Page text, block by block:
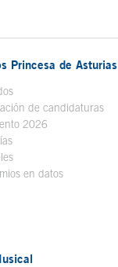
Princesa de Asturias
de candidaturas
2026
en datos